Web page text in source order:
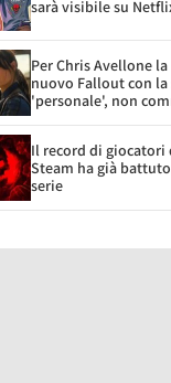
sarà visibile su
Per Chris Avellone
nuovo Fallout con la
'personale', non
Il record di giocatori
Steam ha già
serie